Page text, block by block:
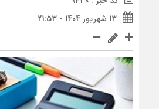
13 شهریور 1404 - 21:53